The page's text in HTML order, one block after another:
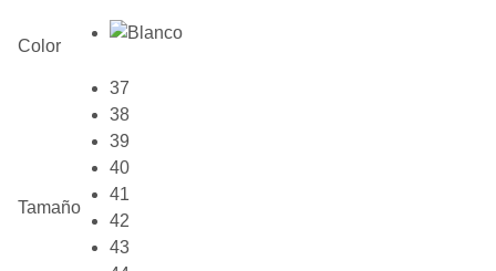
Color
Tamaño
37
38
39
40
41
42
43